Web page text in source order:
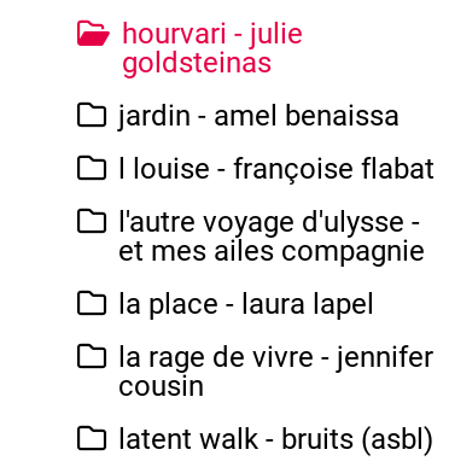
hourvari - julie
goldsteinas
jardin - amel benaissa
l louise - françoise flabat
l'autre voyage d'ulysse -
et mes ailes compagnie
la place - laura lapel
la rage de vivre - jennifer
cousin
latent walk - bruits (asbl)